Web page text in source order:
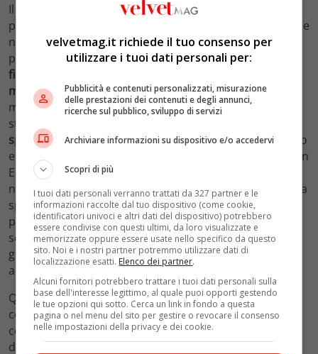
Il potenziale di un’ipoteticaUE federale
potere economico e politico che l’Europa unita possiede
non ha pari. Perché la verità è cheneimercati , ancor
prima che il debito pubblico conta soprattutto la
fiducia
mondiale
, con al suo interno 3 delle 7 economie del
mondo. Sicché quando la BCE agisce proteggendo se
stessa, investendo fino infondo su stessa,
spazio alla speculazione. Gli interessi nazionali vengono
etichettati spesso come il primo grande ostacolo per un
Europa federale. Eppure non è forse un interesse
nazionale evitare di vedere il proprio paese in pasto alla
speculazione? Contrattare unprezzo del gas più
per tutti i cittadini europei? La verità è piuttosto da
sempre una sola. Il tallone d’Achille d’Europa non sono
gli interessi nazionali, e neppure il debito pubblico di
alcuni paesi, ma la lungimiranza politica.
Quei partiti che disprezzano e giudicano l’UE di oggi
compromettono il futuro invece di credere e investire
concretamente nel potenziale dell’Europa di domani. Il
debito pubblico di alcuni paesi membri non è nulla a
velvetmag.it richiede il tuo consenso per
utilizzare i tuoi dati personali per:
Pubblicità e contenuti personalizzati, misurazione
delle prestazioni dei contenuti e degli annunci,
ricerche sul pubblico, sviluppo di servizi
Archiviare informazioni su dispositivo e/o accedervi
Scopri di più
I tuoi dati personali verranno trattati da 327 partner e le
informazioni raccolte dal tuo dispositivo (come cookie,
identificatori univoci e altri dati del dispositivo) potrebbero
essere condivise con questi ultimi, da loro visualizzate e
memorizzate oppure essere usate nello specifico da questo
sito. Noi e i nostri partner potremmo utilizzare dati di
localizzazione esatti. Elenco dei partner.
Alcuni fornitori potrebbero trattare i tuoi dati personali sulla
base dell'interesse legittimo, al quale puoi opporti gestendo
le tue opzioni qui sotto. Cerca un link in fondo a questa
pagina o nel menu del sito per gestire o revocare il consenso
nelle impostazioni della privacy e dei cookie.